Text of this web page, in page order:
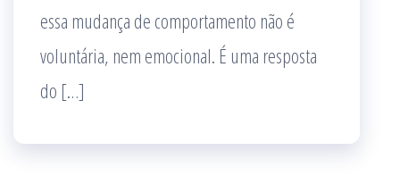
essa mudança de comportamento não é
voluntária, nem emocional. É uma resposta
do […]